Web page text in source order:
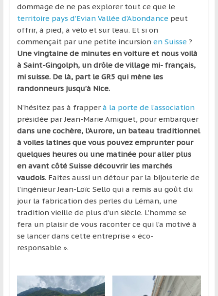
d’une
région
dommage de ne pas explorer tout ce que le
territoire pays d’Evian Vallée d’Abondancepeut
offrir, à pied, à vélo et sur l’eau. Et si on
commençait par une petite incursion en Suisse?
Une vingtaine de minutes en voiture et nous voilà
à Saint-Gingolph, un drôle de village mi- français,
mi suisse. De là, part le GR5 qui mène les
randonneurs jusqu’à Nice.
N’hésitez pas à frapper à la porte de l’association
présidée par Jean-Marie Amiguet, pour embarquer
dans une cochère, l’Aurore, un bateau traditionnel
à voiles latines que vous pouvez emprunter pour
quelques heures ou une matinée pour aller plus
en avant côté Suisse découvrir les marchés
vaudois. Faites aussi un détour par la bijouterie de
l’ingénieur Jean-Loïc Sello qui a remis au goût du
jour la fabrication des perles du Léman, une
tradition vieille de plus d’un siècle. L’homme se
fera un plaisir de vous raconter ce qui l’a motivé à
se lancer dans cette entreprise « éco-
responsable ».